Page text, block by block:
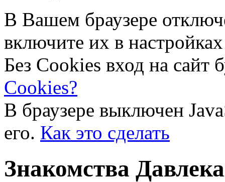
В Вашем браузере
включите их в
Без Cookies вход на сайт
Cookies?
В браузере выключен
его. Как это сделать
Знакомства